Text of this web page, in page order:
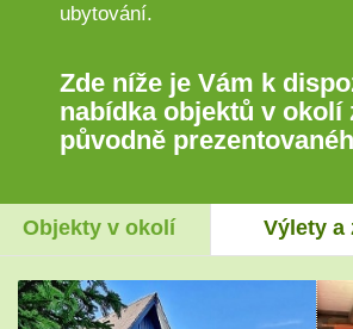
ubytování.
Zde níže je Vám k
nabídka objektů v okolí
původně
Objekty v okolí Výlety a